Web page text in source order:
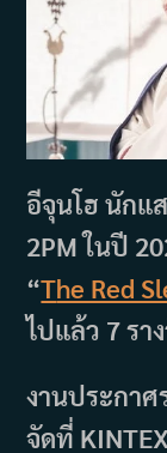
อีจุนโฮ นักแ
2PM ในปี
“The Red
ไปแล้ว 7 รา
งานประกาศ
จัดที่